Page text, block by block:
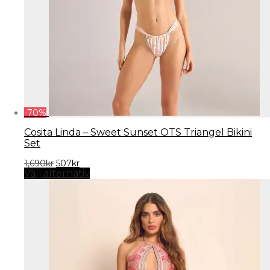
produktsidan
-70%
Cosita Linda – Sweet Sunset OTS Triangel Bikini
Set
1,690kr Det
ursprungliga
priset
507krDet
nuvarande
priset
Välj alternativ